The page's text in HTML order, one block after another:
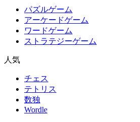
パズルゲーム
アーケードゲーム
ワードゲーム
ストラテジーゲーム
人気
チェス
テトリス
数独
Wordle